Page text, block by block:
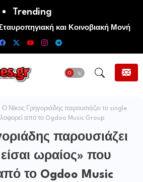
Trending
Σταυροπηγιακή και Κοινοβιακή Μονή
Σωτήρος Καμενων Βουρλων (Μονή
Ο Νίκος Γρηγοριάδης παρουσιάζει το single
από το Ogdoo Music Group
παρουσιάζει
ωραίος» που
το Ogdoo Music